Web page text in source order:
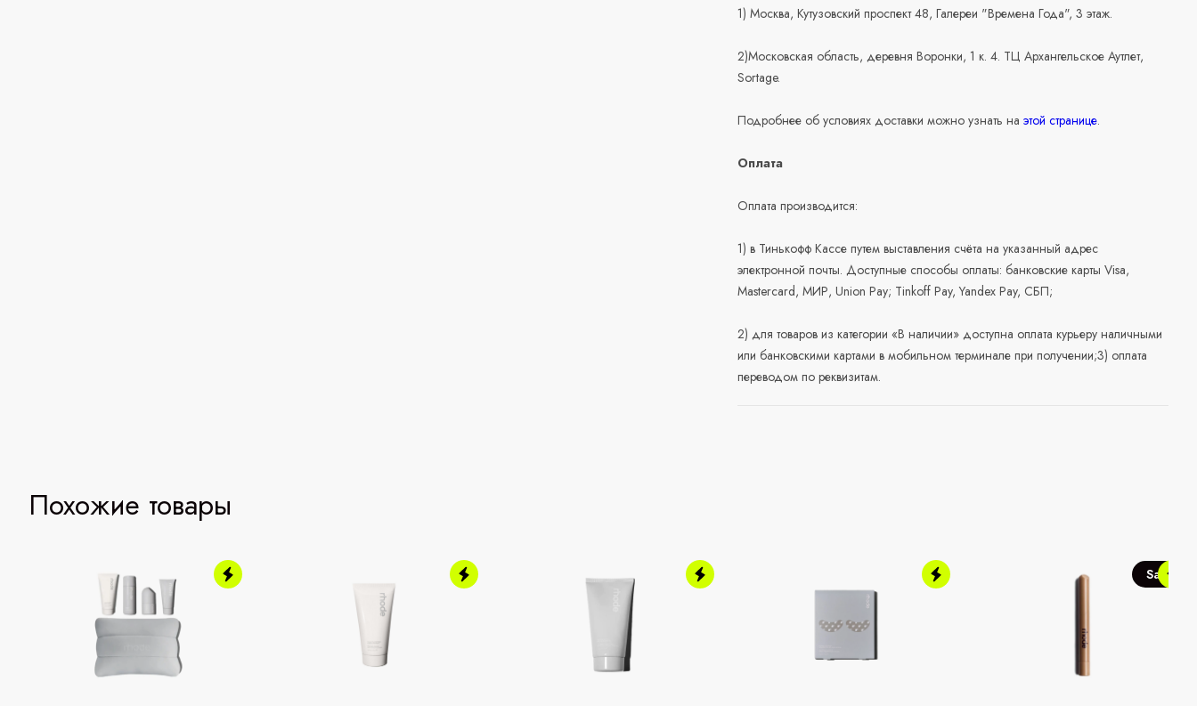
1) Москва, Кутузовский проспект 48, Галереи "Времена Года", 3 этаж.
2)Московская область, деревня Воронки, 1 к. 4. ТЦ Архангельское Аутлет,
Sortage.
Подробнее об условиях доставки можно узнать наэтой странице.
Оплата
Оплата производится:
1) в Тинькофф Кассе путем выставления счёта на указанный адрес
электронной почты. Доступные способы оплаты: банковские карты Visa,
Mastercard, МИР, Union Pay; Tinkoff Pay, Yandex Pay, СБП;
2) для товаров из категории «В наличии» доступна оплата курьеру наличными
или банковскими картами в мобильном терминале при получении;3) оплата
переводом по реквизитам.
Похожие товары
Sale